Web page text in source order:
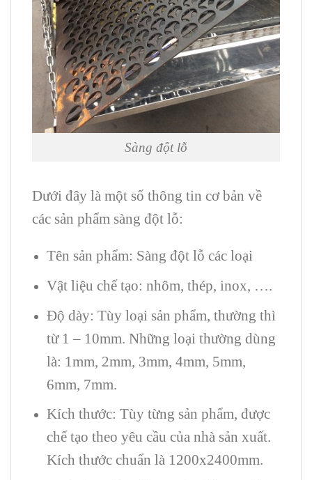
Sàng đột lỗ
Dưới đây là một số thông tin cơ bản về
các sản phẩm sàng đột lỗ:
Tên sản phẩm: Sàng đột lỗ các loại
Vật liệu chế tạo: nhôm, thép, inox, ….
Độ dày: Tùy loại sản phẩm, thường thì
từ 1 – 10mm. Những loại thường dùng
là: 1mm, 2mm, 3mm, 4mm, 5mm,
6mm, 7mm.
Kích thước: Tùy từng sản phẩm, được
chế tạo theo yêu cầu của nhà sản xuất.
Kích thước chuẩn là 1200x2400mm.